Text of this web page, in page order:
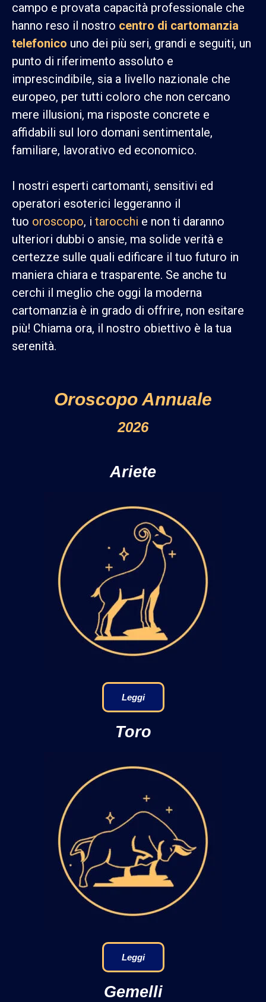
campo e provata capacità professionale che
hanno reso il nostro centro di cartomanzia
telefonico uno dei più seri, grandi e seguiti, un
punto di riferimento assoluto e
imprescindibile, sia a livello nazionale che
europeo, per tutti coloro che non cercano
mere illusioni, ma risposte concrete e
affidabili sul loro domani sentimentale,
familiare, lavorativo ed economico.
I nostri esperti cartomanti, sensitivi ed
operatori esoterici leggeranno il
tuo oroscopo, i tarocchi e non ti daranno
ulteriori dubbi o ansie, ma solide verità e
certezze sulle quali edificare il tuo futuro in
maniera chiara e trasparente. Se anche tu
cerchi il meglio che oggi la moderna
cartomanzia è in grado di offrire, non esitare
più! Chiama ora, il nostro obiettivo è la tua
serenità.
Oroscopo Annuale
2026
Ariete
Leggi
Toro
Leggi
Gemelli